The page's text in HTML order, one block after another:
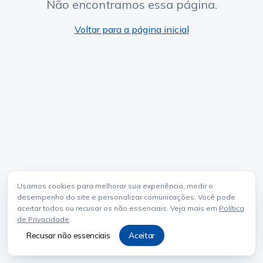
Usamos cookies para melhorar sua experiência, medir o
desempenho do site e personalizar comunicações. Você pode
aceitar todos ou recusar os não essenciais. Veja mais em Política
de Privacidade.
Recusar não essenciais Aceitar
Não encontramos essa página.
Voltar para a página inicial